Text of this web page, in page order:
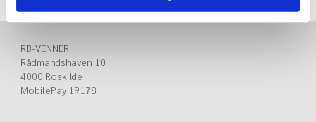
RB-VENNER
Rådmandshaven 10
4000 Roskilde
MobilePay 19178